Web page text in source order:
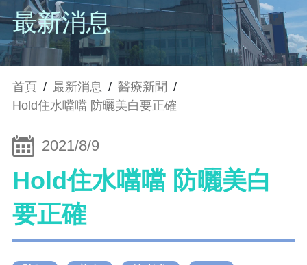
最新消息
首頁 / 最新消息 / 醫療新聞 /
Hold住水噹噹 防曬美白要正確
2021/8/9
Hold住水噹噹 防曬美白
要正確